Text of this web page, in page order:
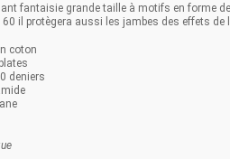
fantaisie grande taille à motifs en forme
60 il protègera aussi les jambes des effets
coton
deniers